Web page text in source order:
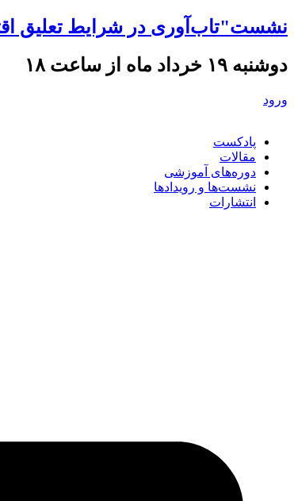
نشست"تاب‌آوری در شرایط تعلیق
دوشنبه ۱۹ خرداد ماه از ساعت ۱۸
ورود
پادکست
مقالات
دوره‌های آموزشی
نشست‌ها و رویدادها
انتشارات